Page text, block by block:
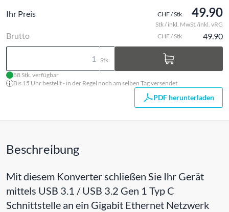
Ihr Preis CHF / Stk 49.90
Stk / inkl. MwSt./inkl. vRG
Brutto CHF / Stk 49.90
Stk
88 Stk. verfügbar
Bis 15 Uhr bestellt - in der Regel noch am selben Tag versendet
PDF herunterladen
Beschreibung
Mit diesem Konverter schließen Sie Ihr Gerät
mittels USB 3.1 / USB 3.2 Gen 1 Typ C
Schnittstelle an ein Gigabit Ethernet Netzwerk